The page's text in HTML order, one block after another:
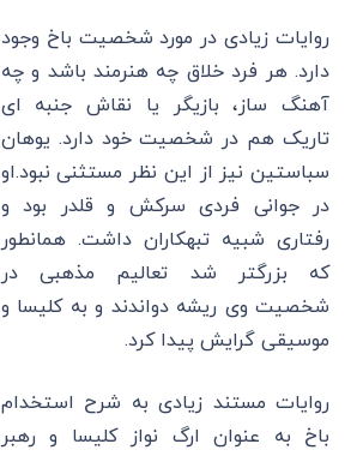
روایات زیادی در مورد شخصیت باخ وجود
دارد. هر فرد خلاق چه هنرمند باشد و چه
آهنگ ساز، بازیگر یا نقاش جنبه ای
تاریک هم در شخصیت خود دارد. یوهان
سباستین نیز از این نظر مستثنی نبود.او
در جوانی فردی سرکش و قلدر بود و
رفتاری شبیه تبهکاران داشت. همانطور
که بزرگتر شد تعالیم مذهبی در
شخصیت وی ریشه دواندند و به کلیسا و
موسیقی گرایش پیدا کرد.
روایات مستند زیادی به شرح استخدام
باخ به عنوان ارگ نواز کلیسا و رهبر